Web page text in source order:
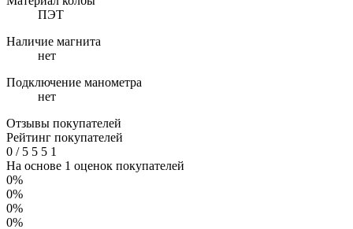
ПЭТ
Наличие магнита
нет
Подключение манометра
нет
Отзывы покупателей
Рейтинг покупателей
0 /5 5 5 1
На основе 1 оценок покупателей
0%
0%
0%
0%